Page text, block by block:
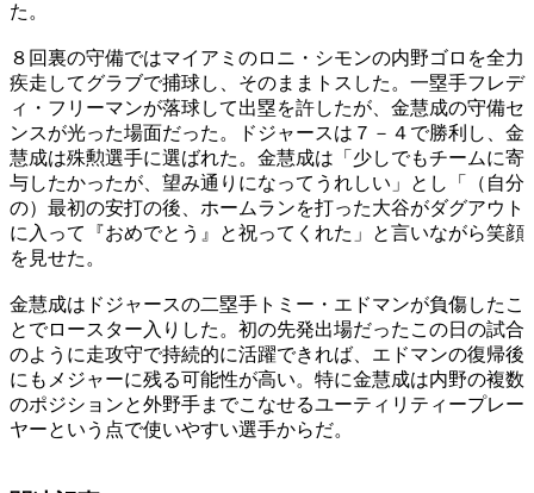
た。
８回裏の守備ではマイアミのロニ・シモンの内野ゴロを全力
疾走してグラブで捕球し、そのままトスした。一塁手フレデ
ィ・フリーマンが落球して出塁を許したが、金慧成の守備セ
ンスが光った場面だった。ドジャースは７－４で勝利し、金
慧成は殊勲選手に選ばれた。金慧成は「少しでもチームに寄
与したかったが、望み通りになってうれしい」とし「（自分
の）最初の安打の後、ホームランを打った大谷がダグアウト
に入って『おめでとう』と祝ってくれた」と言いながら笑顔
を見せた。
金慧成はドジャースの二塁手トミー・エドマンが負傷したこ
とでロースター入りした。初の先発出場だったこの日の試合
のように走攻守で持続的に活躍できれば、エドマンの復帰後
にもメジャーに残る可能性が高い。特に金慧成は内野の複数
のポジションと外野手までこなせるユーティリティープレー
ヤーという点で使いやすい選手からだ。